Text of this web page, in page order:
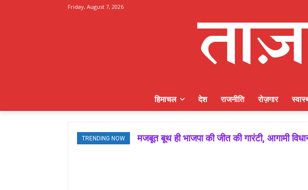
Friday, August 7, 2026
हिमाचल देश राजनीति रोज़गार
TRENDING NOW
मजबूत बूथ ही भाजपा की जीत की गारंटी, आगामी